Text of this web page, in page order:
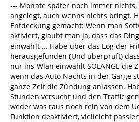
--- Monate später noch immer
angelegt, auch wenns nichts bringt.
Entdeckung gemacht: Wenn man
aktiviert, glaubt man ja, dass das
einwählt ... Habe über das Log der
herausgefunden (Und überprüft)
nur ins Wlan einwählt SOLANGE die
wenn das Auto Nachts in der Garge
ganze Zeit die Zündung anlassen.
Stunden versucht und den Traffic
weder was raus noch rein von dem
Funktion deaktiviert, vielleicht